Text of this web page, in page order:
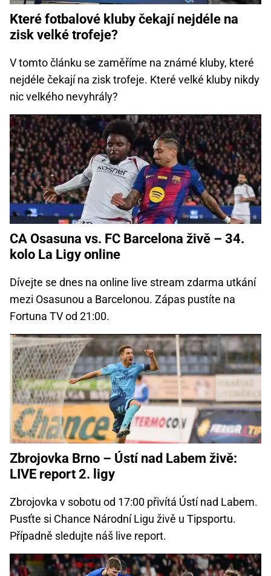
Které fotbalové kluby čekají nejdéle na
zisk velké trofeje?
V tomto článku se zaměříme na známé kluby, které
nejdéle čekají na zisk trofeje. Které velké kluby nikdy
nic velkého nevyhrály?
CA Osasuna vs. FC Barcelona živě – 34.
kolo La Ligy online
Dívejte se dnes na online live stream zdarma utkání
mezi Osasunou a Barcelonou. Zápas pustíte na
Fortuna TV od 21:00.
Zbrojovka Brno – Ústí nad Labem živě:
LIVE report 2. ligy
Zbrojovka v sobotu od 17:00 přivítá Ústí nad Labem.
Pusťte si Chance Národní Ligu živě u Tipsportu.
Případně sledujte náš live report.